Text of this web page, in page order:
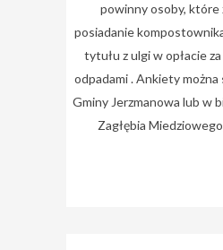
powinny osoby, które
posiadanie
tytułu z ulgi w opłacie
odpadami . Ankiety można
Gminy Jerzmanowa lub w
Zagłębia